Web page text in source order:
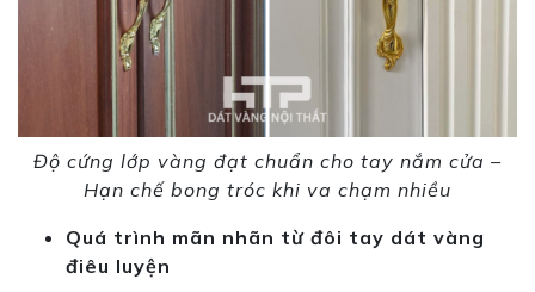
Độ cứng lớp vàng đạt chuẩn cho tay nắm cửa –
Hạn chế bong tróc khi va chạm nhiều
Quá trình mãn nhãn từ đôi tay dát vàng
điêu luyện